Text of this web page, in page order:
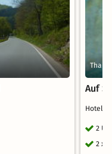
Auf
Hotel-
2
2 x